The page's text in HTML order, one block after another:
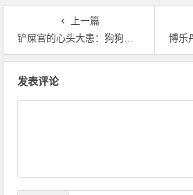
上一篇
铲屎官的心头大患：狗狗不消化不想吃饭怎么办？
博乐丹登
发表评论